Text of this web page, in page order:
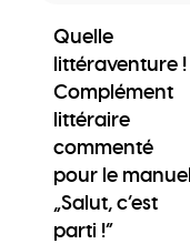
Quelle
littéraventure !
Complément
littéraire
commenté
pour le manuel
„Salut, c’est
parti !“